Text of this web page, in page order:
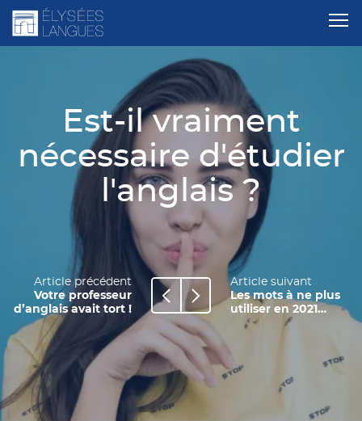
Est-il vraiment
nécessaire d'étudier
l'anglais ?
Article précédent
Votre professeur
d’anglais avait tort !
Article suivant
Les mots à ne plus
utiliser en 2021…